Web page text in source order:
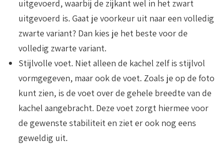
uitgevoerd, waarbij de zijkant wel in het zwart
uitgevoerd is. Gaat je voorkeur uit naar een volledig
zwarte variant? Dan kies je het beste voor de
volledig zwarte variant.
Stijlvolle voet. Niet alleen de kachel zelf is stijlvol
vormgegeven, maar ook de voet. Zoals je op de foto
kunt zien, is de voet over de gehele breedte van de
kachel aangebracht. Deze voet zorgt hiermee voor
de gewenste stabiliteit en ziet er ook nog eens
geweldig uit.